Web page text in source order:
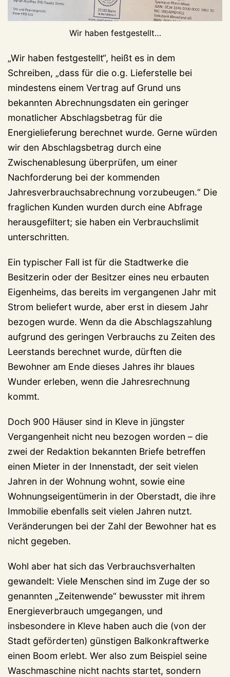
Wir haben festgestellt…
„Wir haben festgestellt“, heißt es in dem
Schreiben, „dass für die o.g. Lieferstelle bei
mindestens einem Vertrag auf Grund uns
bekannten Abrechnungsdaten ein geringer
monatlicher Abschlagsbetrag für die
Energielieferung berechnet wurde. Gerne würden
wir den Abschlagsbetrag durch eine
Zwischenablesung überprüfen, um einer
Nachforderung bei der kommenden
Jahresverbrauchsabrechnung vorzubeugen.“ Die
fraglichen Kunden wurden durch eine Abfrage
herausgefiltert; sie haben ein Verbrauchslimit
unterschritten.
Ein typischer Fall ist für die Stadtwerke die
Besitzerin oder der Besitzer eines neu erbauten
Eigenheims, das bereits im vergangenen Jahr mit
Strom beliefert wurde, aber erst in diesem Jahr
bezogen wurde. Wenn da die Abschlagszahlung
aufgrund des geringen Verbrauchs zu Zeiten des
Leerstands berechnet wurde, dürften die
Bewohner am Ende dieses Jahres ihr blaues
Wunder erleben, wenn die Jahresrechnung
kommt.
Doch 900 Häuser sind in Kleve in jüngster
Vergangenheit nicht neu bezogen worden – die
zwei der Redaktion bekannten Briefe betreffen
einen Mieter in der Innenstadt, der seit vielen
Jahren in der Wohnung wohnt, sowie eine
Wohnungseigentümerin in der Oberstadt, die ihre
Immobilie ebenfalls seit vielen Jahren nutzt.
Veränderungen bei der Zahl der Bewohner hat es
nicht gegeben.
Wohl aber hat sich das Verbrauchsverhalten
gewandelt: Viele Menschen sind im Zuge der so
genannten „Zeitenwende“ bewusster mit ihrem
Energieverbrauch umgegangen, und
insbesondere in Kleve haben auch die (von der
Stadt geförderten) günstigen Balkonkraftwerke
einen Boom erlebt. Wer also zum Beispiel seine
Waschmaschine nicht nachts startet, sondern